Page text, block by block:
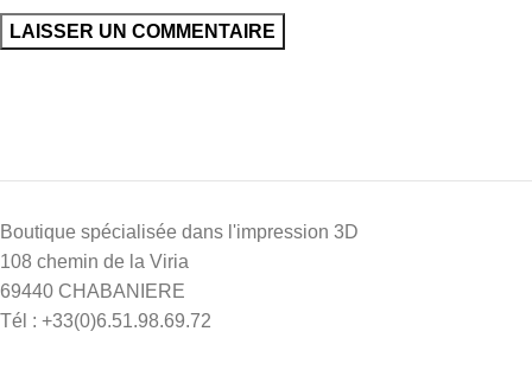
Boutique spécialisée dans l'impression 3D
108 chemin de la Viria
69440 CHABANIERE
Tél : +33(0)6.51.98.69.72